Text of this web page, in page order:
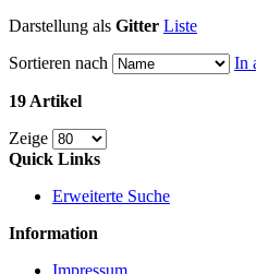
Darstellung als Gitter Liste
Sortieren nach
In
19 Artikel
Zeige
Quick Links
Erweiterte Suche
Information